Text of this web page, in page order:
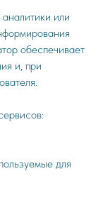
или
обеспечивает
и, при
для